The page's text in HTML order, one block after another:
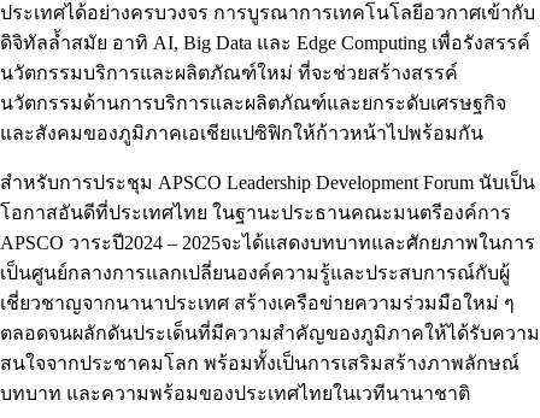
ประเทศได้อย่างครบวงจร การบูรณาการเทคโนโลยีอวกาศเข้ากับ
ดิจิทัลล้ำสมัย อาทิ AI, Big Data และ Edge Computing เพื่อรังสรรค์
นวัตกรรมบริการและผลิตภัณฑ์ใหม่ ที่จะช่วยสร้างสรรค์
นวัตกรรมด้านการบริการและผลิตภัณฑ์และยกระดับเศรษฐกิจ
และสังคมของภูมิภาคเอเชียแปซิฟิกให้ก้าวหน้าไปพร้อมกัน
สำหรับการประชุม APSCO Leadership Development Forum นับเป็น
โอกาสอันดีที่ประเทศไทย ในฐานะประธานคณะมนตรีองค์การ
APSCO วาระปี2024 – 2025จะได้แสดงบทบาทและศักยภาพในการ
เป็นศูนย์กลางการแลกเปลี่ยนองค์ความรู้และประสบการณ์กับผู้
เชี่ยวชาญจากนานาประเทศ สร้างเครือข่ายความร่วมมือใหม่ ๆ
ตลอดจนผลักดันประเด็นที่มีความสำคัญของภูมิภาคให้ได้รับความ
สนใจจากประชาคมโลก พร้อมทั้งเป็นการเสริมสร้างภาพลักษณ์
บทบาท และความพร้อมของประเทศไทยในเวทีนานาชาติ